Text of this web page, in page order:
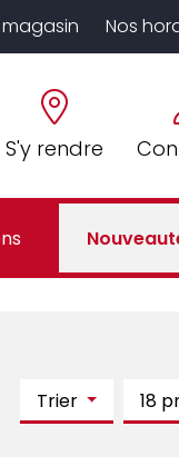
S'y rendre
Nos
Trier 18